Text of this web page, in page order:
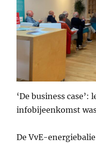
‘De business case’:
infobijeenkomst
De VvE-